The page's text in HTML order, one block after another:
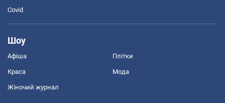
Covid
Шоу
Афіша Плітки
Краса Мода
Жіночий журнал